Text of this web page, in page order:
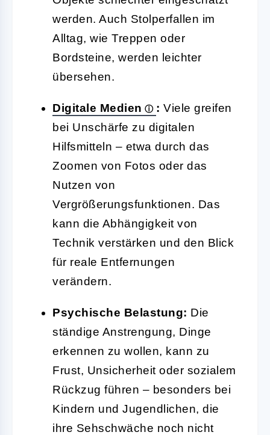
werden. Auch Stolperfallen im
Alltag, wie Treppen oder
Bordsteine, werden leichter
übersehen.
Digitale Medien : Viele greifen
bei Unschärfe zu digitalen
Hilfsmitteln – etwa durch das
Zoomen von Fotos oder das
Nutzen von
Vergrößerungsfunktionen. Das
kann die Abhängigkeit von
Technik verstärken und den Blick
für reale Entfernungen
verändern.
Psychische Belastung: Die
ständige Anstrengung, Dinge
erkennen zu wollen, kann zu
Frust, Unsicherheit oder sozialem
Rückzug führen – besonders bei
Kindern und Jugendlichen, die
ihre Sehschwäche noch nicht